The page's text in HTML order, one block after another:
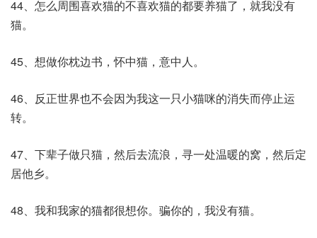
44、怎么周围喜欢猫的不喜欢猫的都要养猫了，就我没有
猫。
45、想做你枕边书，怀中猫，意中人。
46、反正世界也不会因为我这一只小猫咪的消失而停止运
转。
47、下辈子做只猫，然后去流浪，寻一处温暖的窝，然后定
居他乡。
48、我和我家的猫都很想你。骗你的，我没有猫。